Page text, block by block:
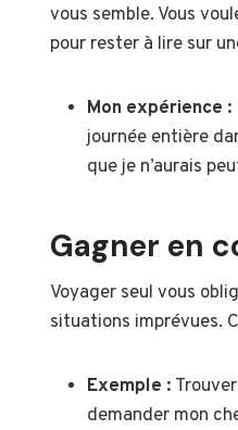
vous semble. Vous
pour rester à lire sur
Mon expérience :
journée entière
que je n’aurais
Gagner en
Voyager seul vous
situations imprévues.
Exemple :
demander mon